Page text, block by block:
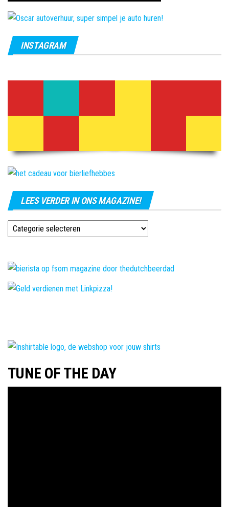
INSTAGRAM
LEES VERDER IN ONS MAGAZINE!
Lees
ons
magazine!
TUNE OF THE DAY